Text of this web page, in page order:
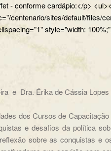
- conforme cardápio:</p>
centenario/sites/default/files/
style="width:
e Dra. Érika de Cássia Lopes
dos Cursos de
e desafios da política
sobre as conquistas e